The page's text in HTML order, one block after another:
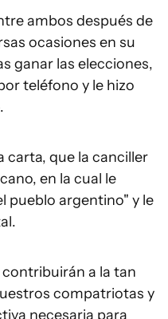
ambos después de
ocasiones en su
ganar las elecciones,
teléfono y le hizo
carta, que la canciller
en la cual le
pueblo argentino" y le
contribuirán a la tan
compatriotas y
necesaria para